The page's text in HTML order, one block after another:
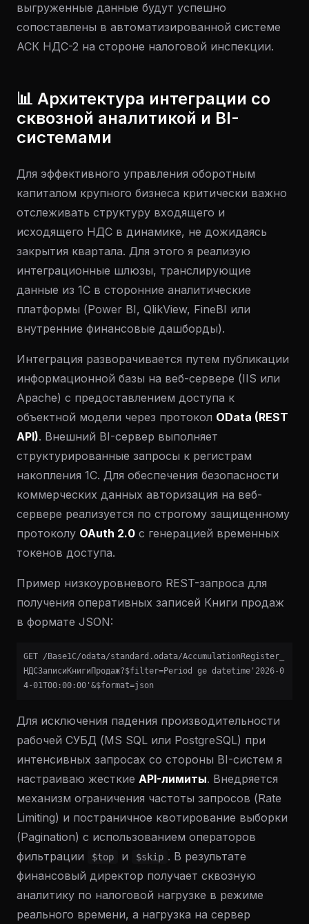
выгруженные данные будут успешно
сопоставлены в автоматизированной системе
АСК НДС-2 на стороне налоговой инспекции.
📊 Архитектура интеграции со
сквозной аналитикой и BI-
системами
Для эффективного управления оборотным
капиталом крупного бизнеса критически важно
отслеживать структуру входящего и
исходящего НДС в динамике, не дожидаясь
закрытия квартала. Для этого я реализую
интеграционные шлюзы, транслирующие
данные из 1С в сторонние аналитические
платформы (Power BI, QlikView, FineBI или
внутренние финансовые дашборды).
Интеграция разворачивается путем публикации
информационной базы на веб-сервере (IIS или
Apache) с предоставлением доступа к
объектной модели через протокол OData (REST
API). Внешний BI-сервер выполняет
структурированные запросы к регистрам
накопления 1С. Для обеспечения безопасности
коммерческих данных авторизация на веб-
сервере реализуется по строгому защищенному
протоколу OAuth 2.0 с генерацией временных
токенов доступа.
Пример низкоуровневого REST-запроса для
получения оперативных записей Книги продаж
в формате JSON:
GET /Base1C/odata/standard.odata/AccumulationRegister_
НДСЗаписиКнигиПродаж?$filter=Period ge datetime'2026-0
4-01T00:00:00'&$format=json
Для исключения падения производительности
рабочей СУБД (MS SQL или PostgreSQL) при
интенсивных запросах со стороны BI-систем я
настраиваю жесткие API-лимиты. Внедряется
механизм ограничения частоты запросов (Rate
Limiting) и постраничное квотирование выборки
(Pagination) с использованием операторов
фильтрации
$top и $skip . В результате
финансовый директор получает сквозную
аналитику по налоговой нагрузке в режиме
реального времени, а нагрузка на сервер